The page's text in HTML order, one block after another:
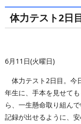
体力テスト2日
6月11日(火曜日)
体力テスト2日目。今
年生に、手本を見せて
ら、一生懸命取り組ん
記録が出せるように、